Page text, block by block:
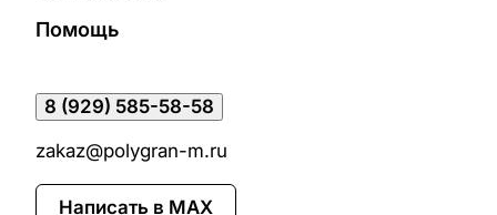
Помощь
8 (929) 585-58-58
zakaz@polygran-m.ru
Написать в MAX